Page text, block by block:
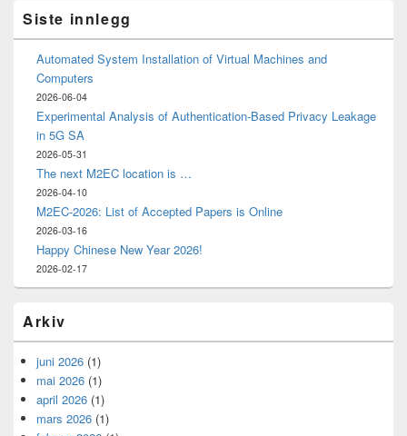
Siste innlegg
Automated System Installation of Virtual Machines and
Computers
2026-06-04
Experimental Analysis of Authentication-Based Privacy Leakage
in 5G SA
2026-05-31
The next M2EC location is …
2026-04-10
M2EC-2026: List of Accepted Papers is Online
2026-03-16
Happy Chinese New Year 2026!
2026-02-17
Arkiv
juni 2026 (1)
mai 2026 (1)
april 2026 (1)
mars 2026 (1)